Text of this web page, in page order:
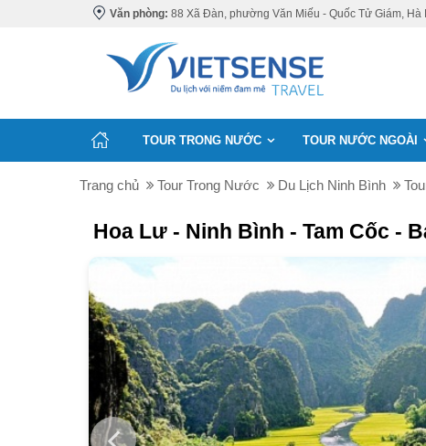
Văn phòng: 88 Xã Đàn, phường Văn Miếu - Quốc Tử Giám, Hà
TOUR TRONG NƯỚC TOUR NƯỚC NGOÀI
Trang chủ Tour Trong Nước Du Lịch Ninh Bình
Hoa Lư - Ninh Bình - Tam Cốc -